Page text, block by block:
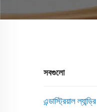
সবগুলো
এন্ডাস্ট্রিয়াল ল্যান্ড্রি